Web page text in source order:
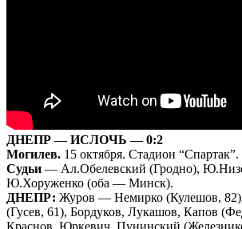
ДНЕПР — ИСЛОЧЬ — 0:2
Могилев. 15 октября. Стадион
Судьи — Ал.Обелевский (Гродно),
Ю.Хоруженко (оба — Минск).
ДНЕПР: Журов — Немирко (Кулешов,
(Гусев, 61), Бордуков, Лукашов, Капов
Краснов, Юркевич, Пунинский